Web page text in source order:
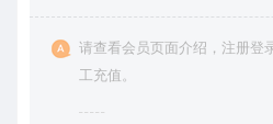
请查看会员页面介绍，注册登
工充值。